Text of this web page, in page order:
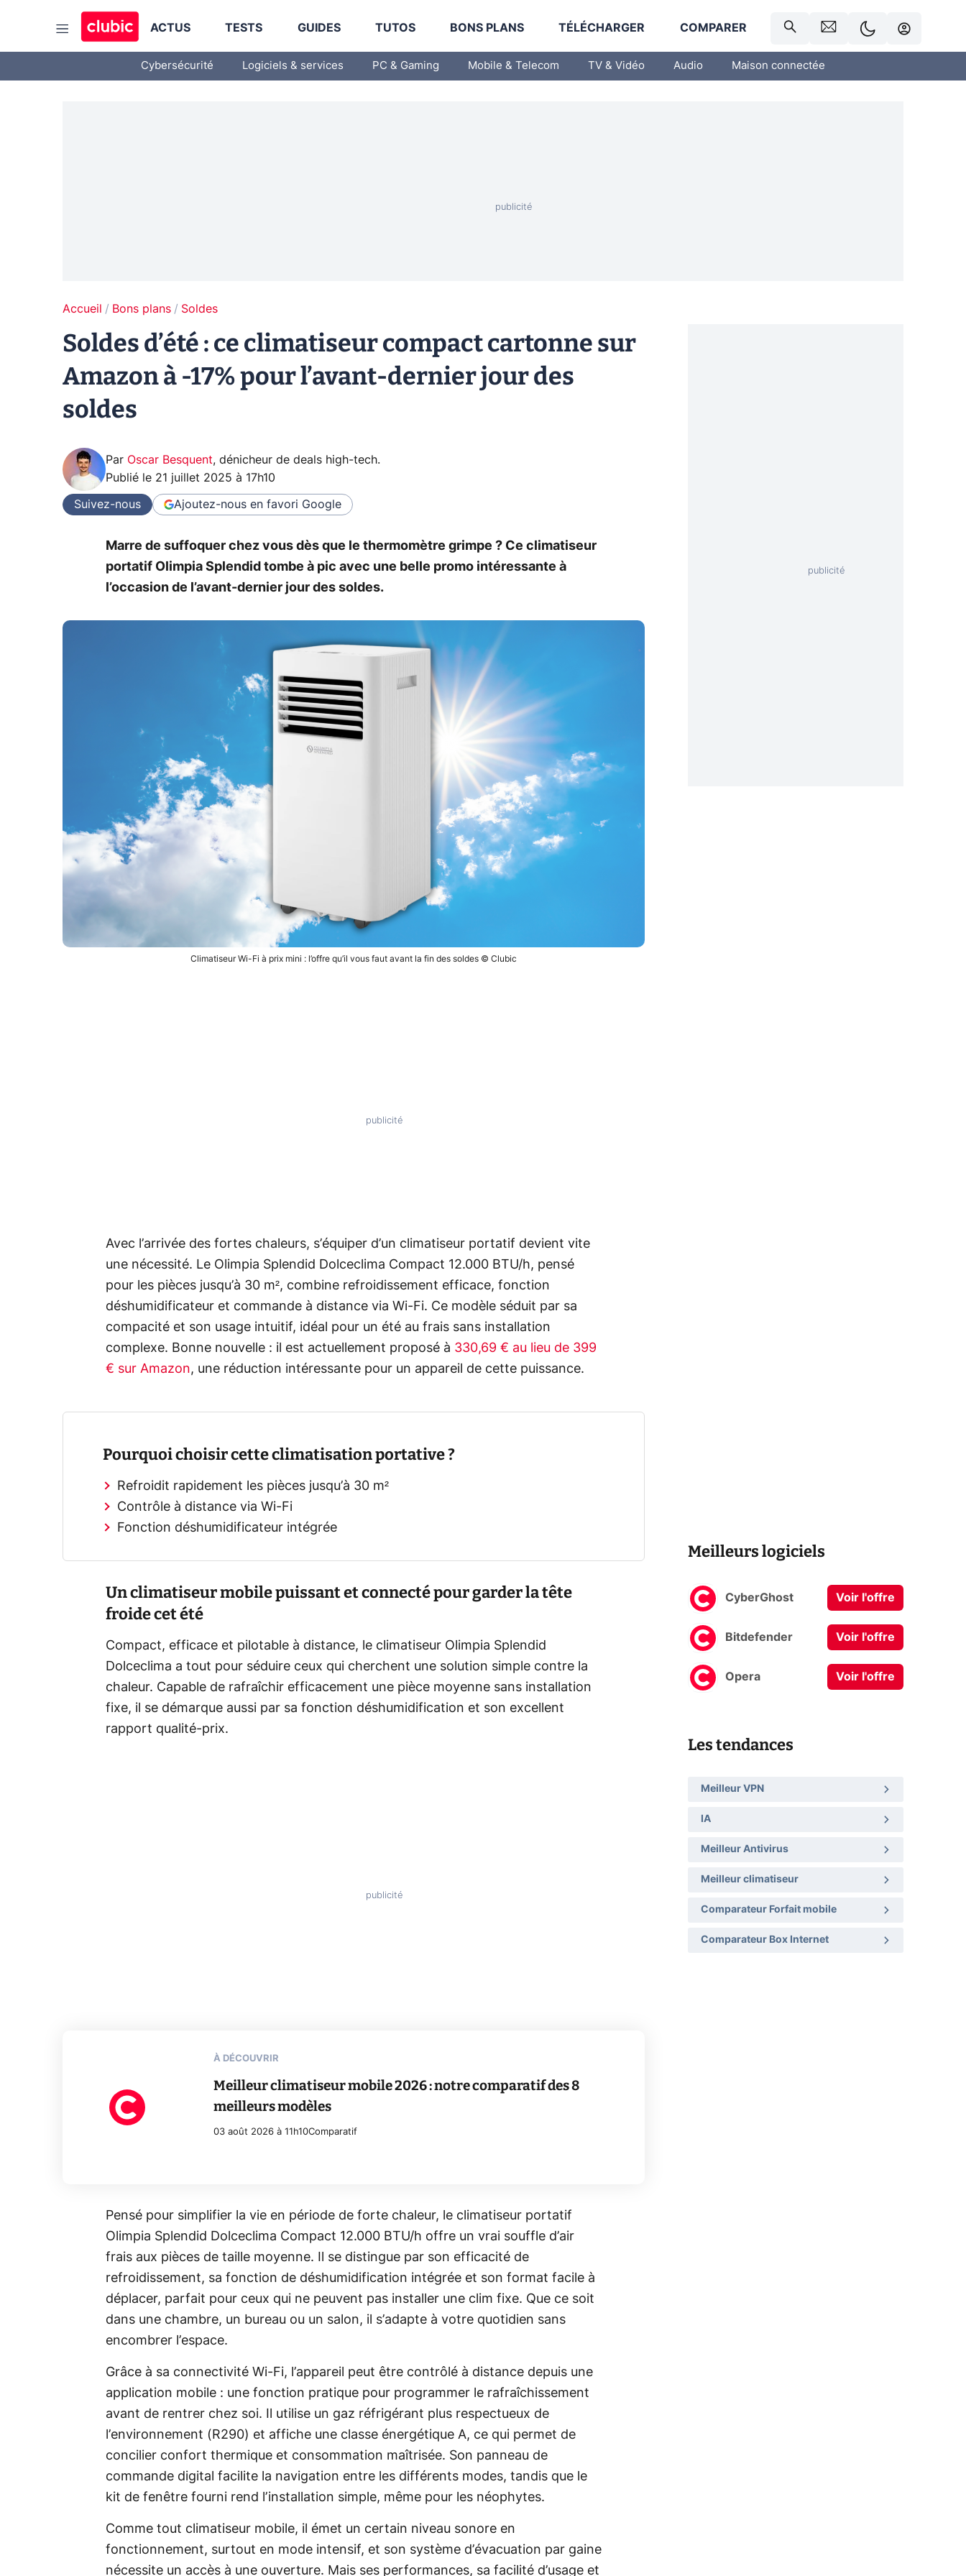
ACTUS TESTS GUIDES TUTOS BONS PLANS TÉLÉCHARGER COMPARER
Cybersécurité Logiciels & services PC & Gaming Mobile & Telecom TV & Vidéo Audio Maison connectée
Accueil Bons plans Soldes
Soldes d’été : ce climatiseur compact cartonne sur
Amazon à -17% pour l’avant-dernier jour des
soldes
Par Oscar Besquent, dénicheur de deals high-tech.
Publié le 21 juillet 2025 à 17h10
Suivez-nous Ajoutez-nous en favori Google
Marre de suffoquer chez vous dès que le thermomètre grimpe ? Ce climatiseur
portatif Olimpia Splendid tombe à pic avec une belle promo intéressante à
l’occasion de l’avant-dernier jour des soldes.
Climatiseur Wi-Fi à prix mini : l’offre qu’il vous faut avant la fin des soldes © Clubic
Avec l’arrivée des fortes chaleurs, s’équiper d’un climatiseur portatif devient vite
une nécessité. Le Olimpia Splendid Dolceclima Compact 12.000 BTU/h, pensé
pour les pièces jusqu’à 30 m², combine refroidissement efficace, fonction
déshumidificateur et commande à distance via Wi-Fi. Ce modèle séduit par sa
compacité et son usage intuitif, idéal pour un été au frais sans installation
complexe. Bonne nouvelle : il est actuellement proposé à 330,69 € au lieu de 399
€ sur Amazon, une réduction intéressante pour un appareil de cette puissance.
Pourquoi choisir cette climatisation portative ?
Refroidit rapidement les pièces jusqu’à 30 m²
Contrôle à distance via Wi-Fi
Fonction déshumidificateur intégrée
Un climatiseur mobile puissant et connecté pour garder la tête
froide cet été
Compact, efficace et pilotable à distance, le climatiseur Olimpia Splendid
Dolceclima a tout pour séduire ceux qui cherchent une solution simple contre la
chaleur. Capable de rafraîchir efficacement une pièce moyenne sans installation
fixe, il se démarque aussi par sa fonction déshumidification et son excellent
rapport qualité-prix.
À DÉCOUVRIR
Meilleur climatiseur mobile 2026 : notre comparatif des 8
meilleurs modèles
03 août 2026 à 11h10Comparatif
Pensé pour simplifier la vie en période de forte chaleur, le climatiseur portatif
Olimpia Splendid Dolceclima Compact 12.000 BTU/h offre un vrai souffle d’air
frais aux pièces de taille moyenne. Il se distingue par son efficacité de
refroidissement, sa fonction de déshumidification intégrée et son format facile à
déplacer, parfait pour ceux qui ne peuvent pas installer une clim fixe. Que ce soit
dans une chambre, un bureau ou un salon, il s’adapte à votre quotidien sans
encombrer l’espace.
Grâce à sa connectivité Wi-Fi, l’appareil peut être contrôlé à distance depuis une
application mobile : une fonction pratique pour programmer le rafraîchissement
avant de rentrer chez soi. Il utilise un gaz réfrigérant plus respectueux de
l’environnement (R290) et affiche une classe énergétique A, ce qui permet de
concilier confort thermique et consommation maîtrisée. Son panneau de
commande digital facilite la navigation entre les différents modes, tandis que le
kit de fenêtre fourni rend l’installation simple, même pour les néophytes.
Comme tout climatiseur mobile, il émet un certain niveau sonore en
fonctionnement, surtout en mode intensif, et son système d’évacuation par gaine
nécessite un accès à une ouverture. Mais ses performances, sa facilité d’usage et
Meilleurs logiciels
CyberGhost Voir l'offre
Bitdefender Voir l'offre
Opera Voir l'offre
Les tendances
Meilleur VPN
IA
Meilleur Antivirus
Meilleur climatiseur
Comparateur Forfait mobile
Comparateur Box Internet